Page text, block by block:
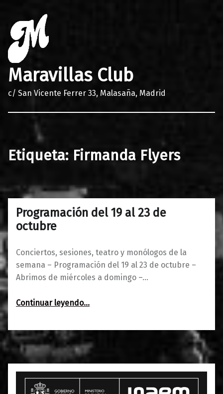
Maravillas Club
c/ San Vicente Ferrer 33, Malasaña, Madrid
Etiqueta: Firmanda Flyers
Programación del 19 al 23 de
octubre
Conciertos, sesiones, teatro y monólogos de la
semana – Programación del 19 al 23 de octubre –
Abrimos de miércoles a domingo –…
Continuar leyendo“Programación del 19 al 23 de octubre”
…
19/10/20160
Maravillas